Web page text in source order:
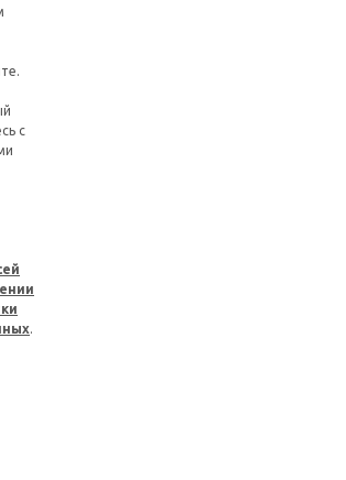
с
.